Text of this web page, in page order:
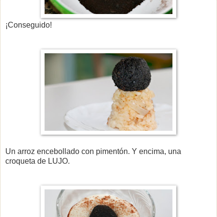
¡Conseguido!
Un arroz encebollado con pimentón. Y encima, una
croqueta de LUJO.